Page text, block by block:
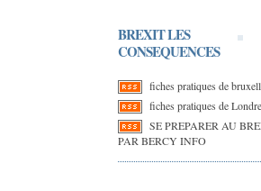
BREXIT LES
CONSEQUENCES
fiches pratiques de
fiches pratiques de
SE PREPARER AU
PAR BERCY INFO